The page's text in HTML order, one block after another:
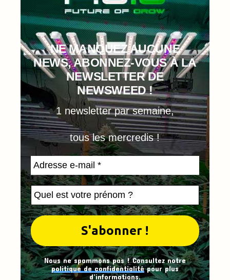
NE MANQUEZ AUCUNE
NEWS, ABONNEZ-VOUS À LA
NEWSLETTER DE
NEWSWEED !
1 newsletter par semaine,
tous les mercredis !
Nous ne spammons pas ! Consultez notre
politique de confidentialitépour plus
d’informations.